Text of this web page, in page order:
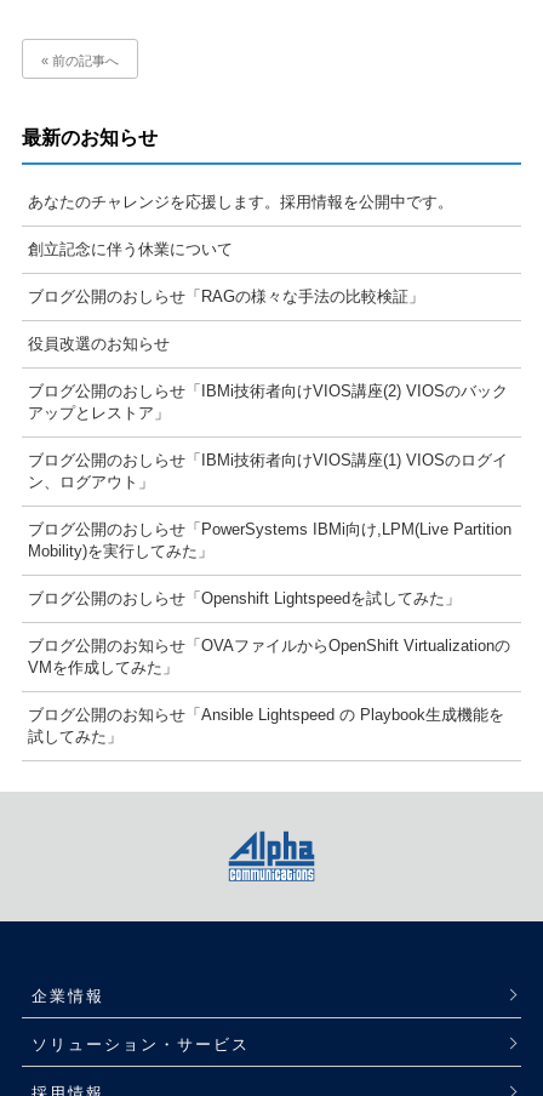
« 前の記事へ
最新のお知らせ
あなたのチャレンジを応援します。採用情報を公開中です。
創立記念に伴う休業について
ブログ公開のおしらせ「RAGの様々な手法の比較検証」
役員改選のお知らせ
ブログ公開のおしらせ「IBMi技術者向けVIOS講座(2) VIOSのバック
アップとレストア」
ブログ公開のおしらせ「IBMi技術者向けVIOS講座(1) VIOSのログイ
ン、ログアウト」
ブログ公開のおしらせ「PowerSystems IBMi向け,LPM(Live Partition
Mobility)を実行してみた」
ブログ公開のおしらせ「Openshift Lightspeedを試してみた」
ブログ公開のお知らせ「OVAファイルからOpenShift Virtualizationの
VMを作成してみた」
ブログ公開のお知らせ「Ansible Lightspeed の Playbook生成機能を
試してみた」
企業情報
ソリューション・サービス